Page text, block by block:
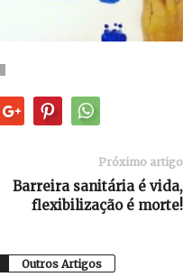
Próximo artigo
Barreira sanitária é vida,
flexibilização é morte!
Outros Artigos